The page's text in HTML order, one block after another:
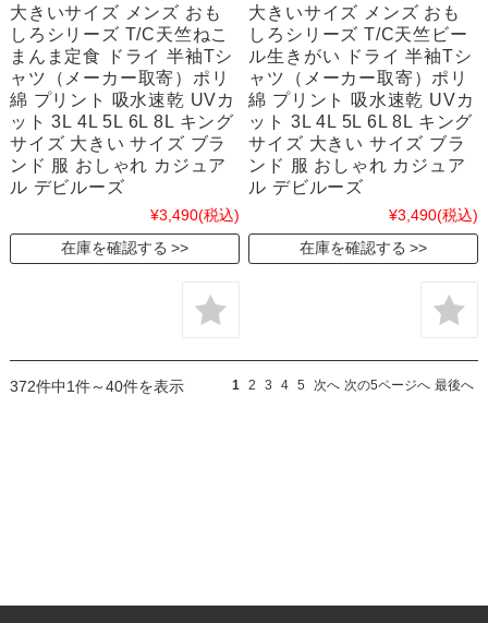
大きいサイズ メンズ おも
しろシリーズ T/C天竺ねこ
まんま定食 ドライ 半袖Tシ
ャツ（メーカー取寄）ポリ
綿 プリント 吸水速乾 UVカ
ット 3L 4L 5L 6L 8L キング
サイズ 大きい サイズ ブラ
ンド 服 おしゃれ カジュア
ル デビルーズ
¥3,490(税込)
在庫を確認する
大きいサイズ メンズ おも
しろシリーズ T/C天竺ビー
ル生きがい ドライ 半袖Tシ
ャツ（メーカー取寄）ポリ
綿 プリント 吸水速乾 UVカ
ット 3L 4L 5L 6L 8L キング
サイズ 大きい サイズ ブラ
ンド 服 おしゃれ カジュア
ル デビルーズ
¥3,490(税込)
在庫を確認する
372件中1件～40件を表示 1 2 3 4 5 次へ 次の5ページへ 最後へ